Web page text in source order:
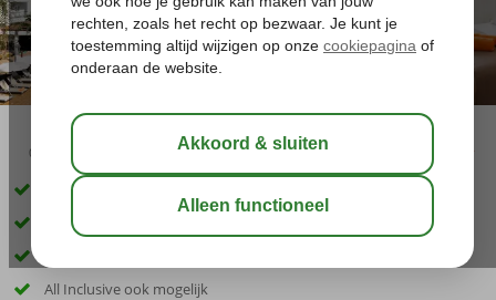
02:30 aug 30°C
5. min lopen om te relaxen op het strand
Gerenoveerde premium appartementen
All Inclusive ook mogelijk